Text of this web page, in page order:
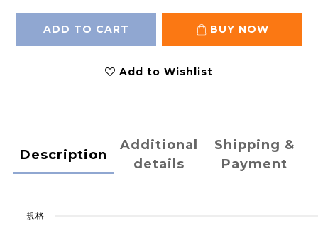
ADD TO CART BUY NOW
Add to Wishlist
Description
Additional
details
Shipping &
Payment
規格